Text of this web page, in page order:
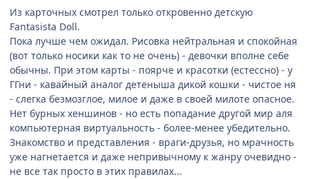
Из карточных смотрел только откровенно детскую
Fantasista Doll.
Пока лучше чем ожидал. Рисовка нейтральная и спокойная
(вот только носики как то не очень) - девочки вполне себе
обычны. При этом карты - поярче и красотки (естессно) - у
ГГни - кавайный аналог детеныша дикой кошки - чистое ня
- слегка безмозглое, милое и даже в своей милоте опасное.
Нет бурных хеншинов - но есть попадание другой мир аля
компьютерная виртуальность - более-менее убедительно.
Знакомство и представления - враги-друзья, но мрачность
уже нагнетается и даже непривычному к жанру очевидно -
не все так просто в этих правилах...